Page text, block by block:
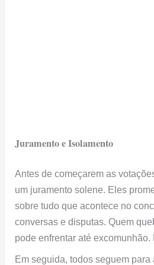
Juramento e Isolamento
Antes de começarem as
um juramento solene. Eles
sobre tudo que acontece no
conversas e disputas. Quem
pode enfrentar até excomunhão.
Em seguida, todos seguem para